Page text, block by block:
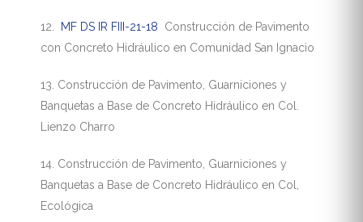
12. MF DS IR FIII-21-18
Construcción de Pavimento
con Concreto Hidráulico en Comunidad San Ignacio
13. Construcción de Pavimento, Guarniciones y
Banquetas a Base de Concreto Hidráulico en Col.
Lienzo Charro
14. Construcción de Pavimento, Guarniciones y
Banquetas a Base de Concreto Hidráulico en Col,
Ecológica